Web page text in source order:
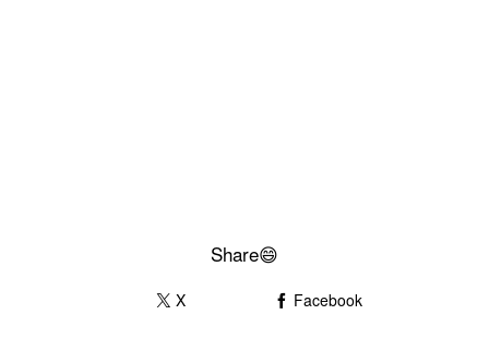
Share😄
X Facebook